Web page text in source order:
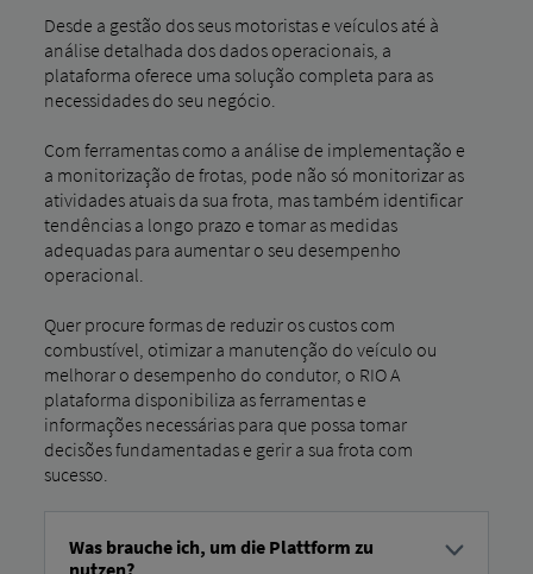
Desde a gestão dos seus motoristas e veículos até à
análise detalhada dos dados operacionais, a
plataforma oferece uma solução completa para as
necessidades do seu negócio.
Com ferramentas como a análise de implementação e
a monitorização de frotas, pode não só monitorizar as
atividades atuais da sua frota, mas também identificar
tendências a longo prazo e tomar as medidas
adequadas para aumentar o seu desempenho
operacional.
Quer procure formas de reduzir os custos com
combustível, otimizar a manutenção do veículo ou
melhorar o desempenho do condutor, o RIO A
plataforma disponibiliza as ferramentas e
informações necessárias para que possa tomar
decisões fundamentadas e gerir a sua frota com
sucesso.
Was brauche ich, um die Plattform zu